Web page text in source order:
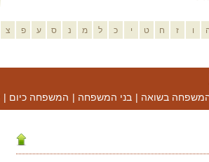
ו ז ח ט י כ ל מ נ ס ע פ צ
המשפחה בשואה | בני המשפחה | המשפחה כיום |